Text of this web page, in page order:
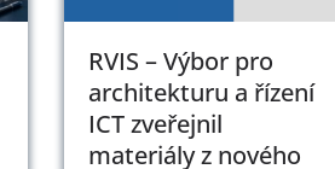
RVIS – Výbor pro
architekturu a řízení
ICT zveřejnil
materiály z nového